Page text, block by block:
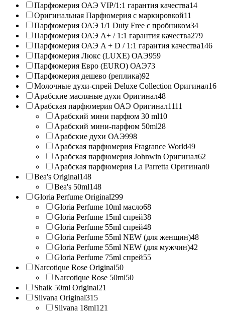
Парфюмерия ОАЭ VIP/1:1 гарантия качества14
Оригинальная Парфюмерия с маркировкой11
Парфюмерия ОАЭ 1/1 Duty Free с пробником34
Парфюмерия ОАЭ A+ / 1:1 гарантия качества279
Парфюмерия ОАЭ A + D / 1:1 гарантия качества146
Парфюмерия Люкс (LUXE) ОАЭ959
Парфюмерия Евро (EURO) ОАЭ73
Парфюмерия дешево (реплика)92
Молочные духи-спрей Deluxe Collection Оригинал16
Арабские масляные духи Оригинал48
Арабская парфюмерия ОАЭ Оригинал1111
Арабский мини парфюм 30 ml10
Арабский мини-парфюм 50ml28
Арабские духи ОАЭ998
Арабская парфюмерия Fragrance World49
Арабская парфюмерия Johnwin Оригинал62
Арабская парфюмерия La Parretta Оригинал0
Bea's Original148
Bea's 50ml148
Gloria Perfume Original299
Gloria Perfume 10ml масло68
Gloria Perfume 15ml спрей38
Gloria Perfume 55ml спрей48
Gloria Perfume 55ml NEW (для женщин)48
Gloria Perfume 55ml NEW (для мужчин)42
Gloria Perfume 75ml спрей55
Narcotique Rose Original50
Narcotique Rose 50ml50
Shaik 50ml Original21
Silvana Original315
Silvana 18ml121